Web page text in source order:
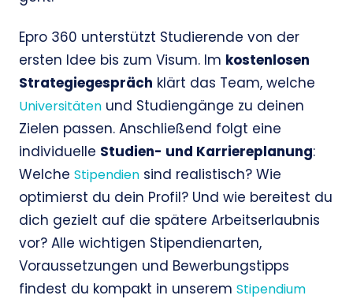
Epro 360 unterstützt Studierende von der
ersten Idee bis zum Visum. Im kostenlosen
Strategiegespräch klärt das Team, welche
Universitäten und Studiengänge zu deinen
Zielen passen. Anschließend folgt eine
individuelle Studien- und Karriereplanung:
Welche Stipendien sind realistisch? Wie
optimierst du dein Profil? Und wie bereitest du
dich gezielt auf die spätere Arbeitserlaubnis
vor? Alle wichtigen Stipendienarten,
Voraussetzungen und Bewerbungstipps
findest du kompakt in unserem Stipendium